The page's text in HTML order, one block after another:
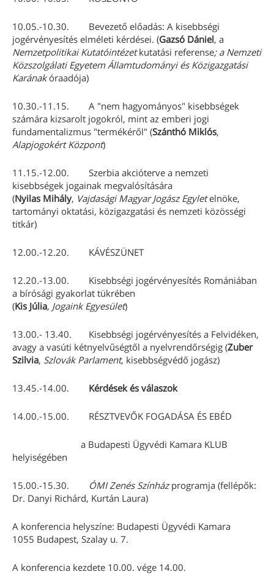
10.05.-10.30. Bevezető előadás: A kisebbségi
jogérvényesítés elméleti kérdései. (Gazsó Dániel, a
Nemzetpolitikai Kutatóintézetkutatási referense; a Nemzeti
Közszolgálati Egyetem Államtudományi és Közigazgatási
Karának óraadója)
10.30.-11.15. A "nem hagyományos" kisebbségek
számára kizsarolt jogokról, mint az emberi jogi
fundamentalizmus "termékéről" (Szánthó Miklós,
Alapjogokért Központ)
11.15.-12.00. Szerbia akcióterve a nemzeti
kisebbségek jogainak megvalósítására
(Nyilas Mihály, Vajdasági Magyar Jogász Egyletelnöke,
tartományi oktatási, közigazgatási és nemzeti közösségi
titkár)
12.00.-12.20. KÁVÉSZÜNET
12.20.-13.00. Kisebbségi jogérvényesítés Romániában
a bírósági gyakorlat tükrében
(Kis Júlia, Jogaink Egyesület)
13.00.- 13.40. Kisebbségi jogérvényesítés a Felvidéken,
avagy a vasúti kétnyelvűségtől a nyelvrendőrségig (Zuber
Szilvia, Szlovák Parlament, kisebbségvédő jogász)
13.45.-14.00. Kérdések és válaszok
14.00.-15.00. RÉSZTVEVŐK FOGADÁSA ÉS EBÉD
a Budapesti Ügyvédi Kamara KLUB
helyiségében
15.00.-15.30. ÓMI Zenés Színházprogramja (fellépők:
Dr. Danyi Richárd, Kurtán Laura)
A konferencia helyszíne: Budapesti Ügyvédi Kamara
1055 Budapest, Szalay u. 7.
A konferencia kezdete 10.00. vége 14.00.